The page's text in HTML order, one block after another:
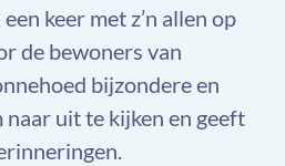
keer met z’n allen op
de bewoners van
bijzondere en
naar uit te kijken en geeft